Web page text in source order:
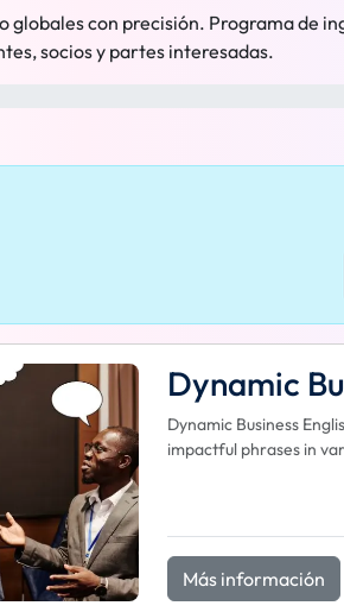
globales con precisión. Programa de
socios y partes interesadas.
Dynamic
Dynamic Business
impactful phrases in
Más información